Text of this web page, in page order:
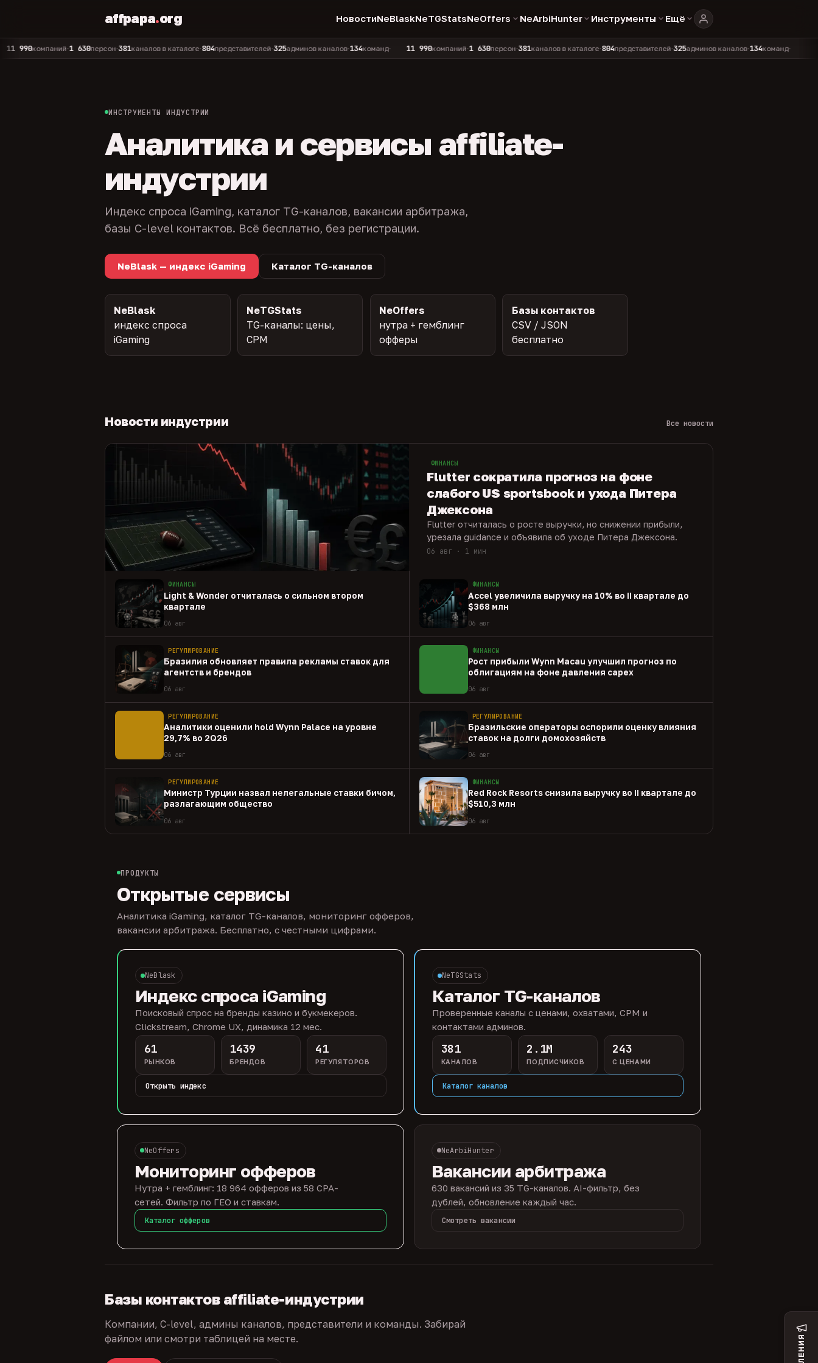
affpapa.org НовостиNeBlaskNeTGStatsNeOffers NeArbiHunter Инструменты Ещё
компаний•1 630персон•381каналов в каталоге•804представителей•325админов каналов•134команд• 11 990 компаний•1 630персон•381каналов в каталоге•804представителей•325админов каналов•134команд•
ИНСТРУМЕНТЫ ИНДУСТРИИ
Аналитика и сервисы affiliate-
индустрии
Индекс спроса iGaming, каталог TG-каналов, вакансии арбитража,
базы C-level контактов. Всё бесплатно, без регистрации.
NeBlask — индекс iGaming Каталог TG-каналов
NeBlask
индекс спроса
iGaming
NeTGStats
TG-каналы: цены,
CPM
NeOffers
нутра + гемблинг
офферы
Базы контактов
CSV / JSON
бесплатно
Новости индустрии Все новости
ФИНАНСЫ
Flutter сократила прогноз на фоне
слабого US sportsbook и ухода Питера
Джексона
Flutter отчиталась о росте выручки, но снижении прибыли,
урезала guidance и объявила об уходе Питера Джексона.
06 авг · 1 мин
ФИНАНСЫ
Light & Wonder отчиталась о сильном втором
квартале
06 авг
ФИНАНСЫ
Accel увеличила выручку на 10% во II квартале до
$368 млн
06 авг
РЕГУЛИРОВАНИЕ
Бразилия обновляет правила рекламы ставок для
агентств и брендов
06 авг
ФИНАНСЫ
Рост прибыли Wynn Macau улучшил прогноз по
облигациям на фоне давления capex
06 авг
РЕГУЛИРОВАНИЕ
Аналитики оценили hold Wynn Palace на уровне
29,7% во 2Q26
06 авг
РЕГУЛИРОВАНИЕ
Бразильские операторы оспорили оценку влияния
ставок на долги домохозяйств
06 авг
РЕГУЛИРОВАНИЕ
Министр Турции назвал нелегальные ставки бичом,
разлагающим общество
06 авг
ФИНАНСЫ
Red Rock Resorts снизила выручку во II квартале до
$510,3 млн
06 авг
ПРОДУКТЫ
Открытые сервисы
Аналитика iGaming, каталог TG-каналов, мониторинг офферов,
вакансии арбитража. Бесплатно, с честными цифрами.
NeBlask
Индекс спроса iGaming
Поисковый спрос на бренды казино и букмекеров.
Clickstream, Chrome UX, динамика 12 мес.
61
РЫНКОВ
1439
БРЕНДОВ
41
РЕГУЛЯТОРОВ
Открыть индекс
NeTGStats
Каталог TG-каналов
Проверенные каналы с ценами, охватами, CPM и
контактами админов.
381
КАНАЛОВ
2.1M
ПОДПИСЧИКОВ
243
С ЦЕНАМИ
Каталог каналов
NeOffers
Мониторинг офферов
Нутра + гемблинг: 18 964 офферов из 58 CPA-
сетей. Фильтр по ГЕО и ставкам.
Каталог офферов
NeArbiHunter
Вакансии арбитража
630 вакансий из 35 TG-каналов. AI-фильтр, без
дублей, обновление каждый час.
Смотреть вакансии
Базы контактов affiliate-индустрии
Компании, C-level, админы каналов, представители и команды. Забирай
файлом или смотри таблицей на месте.